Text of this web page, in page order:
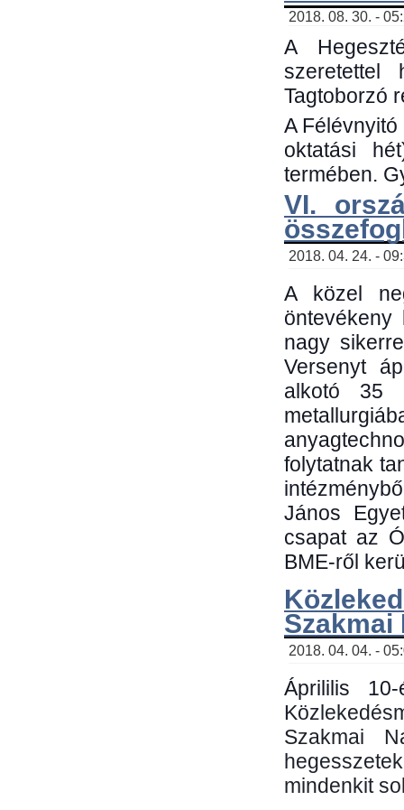
2018. 08. 30. -
A
szeretettel
Tagtoborzó
A
oktatási
termében.
VI.
2018. 04. 24. -
A közel
nagy
Versenyt
alkotó 35
folytatnak
János
csapat az
BME-ről
Szakmai
2018. 04. 04. -
Áprililis
Szakmai
mindenkit